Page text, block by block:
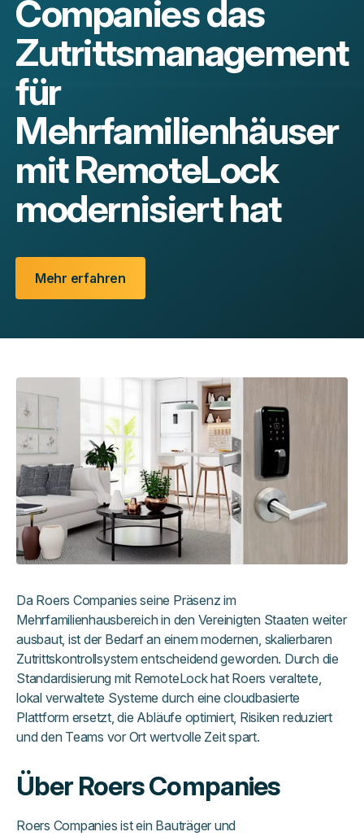
Companies das
Zutrittsmanagement
für
Mehrfamilienhäuser
mit RemoteLock
modernisiert hat
Mehr erfahren
Da Roers Companies seine Präsenz im
Mehrfamilienhausbereich in den Vereinigten Staaten weiter
ausbaut, ist der Bedarf an einem modernen, skalierbaren
Zutrittskontrollsystem entscheidend geworden. Durch die
Standardisierung mit RemoteLock hat Roers veraltete,
lokal verwaltete Systeme durch eine cloudbasierte
Plattform ersetzt, die Abläufe optimiert, Risiken reduziert
und den Teams vor Ort wertvolle Zeit spart.
Über Roers Companies
Roers Companies ist ein Bauträger und